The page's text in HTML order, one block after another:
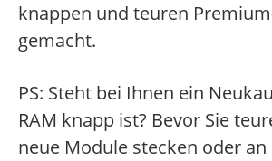
knappen und teuren
gemacht.
PS: Steht bei Ihnen ein
RAM knapp ist? Bevor Sie
neue Module stecken oder